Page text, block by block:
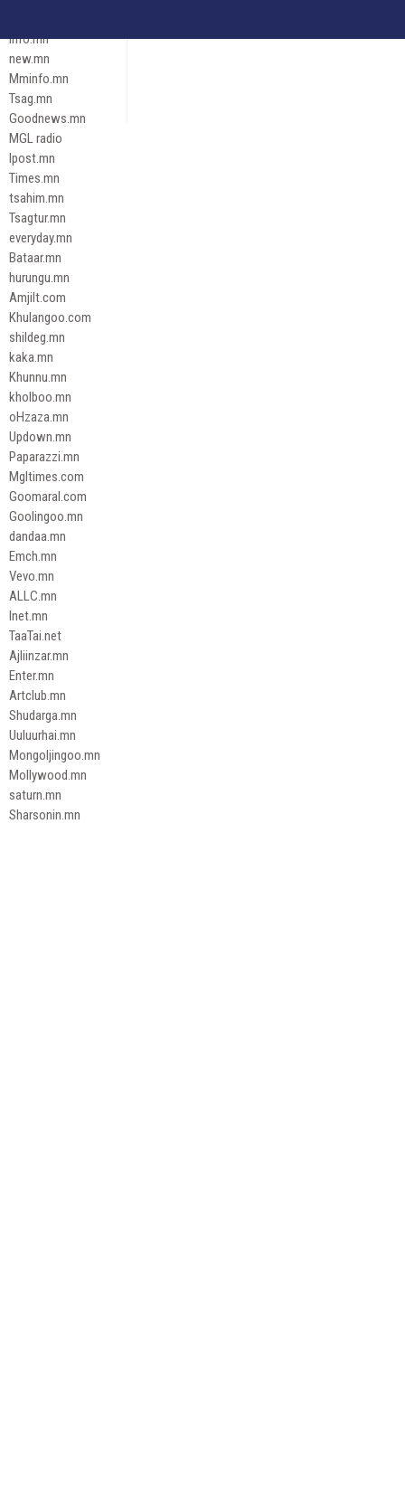
info.mn
new.mn
Mminfo.mn
Tsag.mn
Goodnews.mn
MGL radio
Ipost.mn
Times.mn
tsahim.mn
Tsagtur.mn
everyday.mn
Bataar.mn
hurungu.mn
Amjilt.com
Khulangoo.com
shildeg.mn
kaka.mn
Khunnu.mn
kholboo.mn
oHzaza.mn
Updown.mn
Paparazzi.mn
Mgltimes.com
Goomaral.com
Goolingoo.mn
dandaa.mn
Emch.mn
Vevo.mn
ALLC.mn
Inet.mn
TaaTai.net
Ajliinzar.mn
Enter.mn
Artclub.mn
Shudarga.mn
Uuluurhai.mn
Mongoljingoo.mn
Mollywood.mn
saturn.mn
Sharsonin.mn